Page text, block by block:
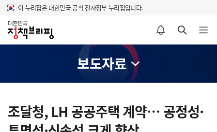
이 누리집은 대한민국 공식 전자정부 누리집입니다.
홈
알림설정 바로가기 검색 바로가기 메뉴 열기
보도자료
텐
츠조달청, LH 공공주택 계약… 공정성·